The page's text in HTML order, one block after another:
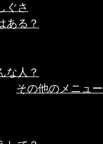
ぐさ
ある？
な人？
その他のメニュー